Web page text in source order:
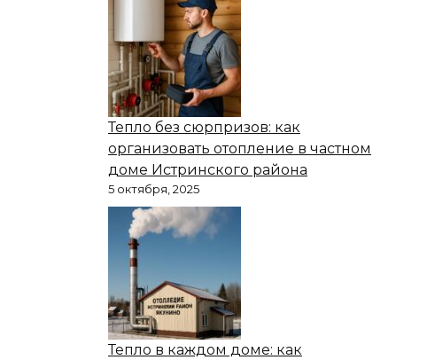
Тепло без сюрпризов: как
организовать отопление в частном
доме Истринского района
5 октября, 2025
Тепло в каждом доме: как